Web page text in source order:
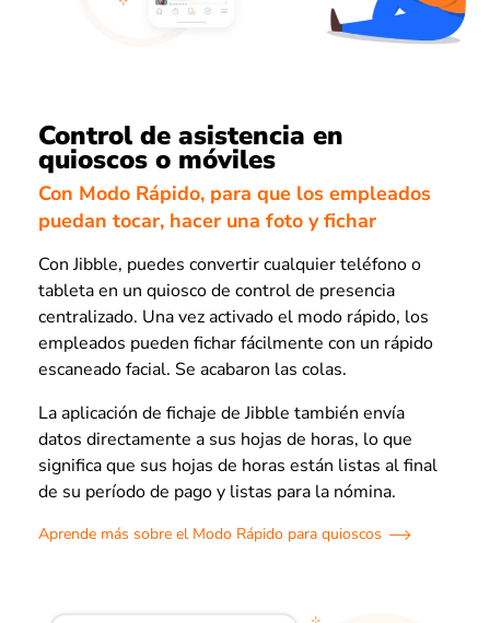
Control de asistencia en
quioscos o móviles
Con Modo Rápido, para que los empleados
puedan tocar, hacer una foto y fichar
Con Jibble, puedes convertir cualquier teléfono o
tableta en un quiosco de control de presencia
centralizado. Una vez activado el modo rápido, los
empleados pueden fichar fácilmente con un rápido
escaneado facial. Se acabaron las colas.
La aplicación de fichaje de Jibble también envía
datos directamente a sus hojas de horas, lo que
significa que sus hojas de horas están listas al final
de su período de pago y listas para la nómina.
Aprende más sobre el Modo Rápido para quioscos